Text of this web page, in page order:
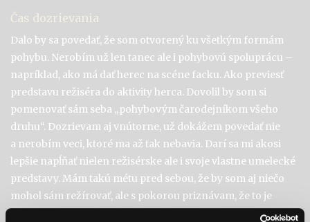
Čas dozrievania
Dalo by sa povedať, že som otvorený ku všetkým formám
pohybu. Nerobím už len tanec ale i pohybovú spoluprácu –
napríklad, ako má dať herec na scéne facku. Ako previesť
predstavu režiséra do aktivity herca. Dovolil by som si
pomenovať sám seba „pohybovým čarodejníkom všeho
druhu“. Dozrievam aj vnútorne, už dokážem povedať nie
a nerobím veci, ktoré ma až tak nebavia. Darí sa mi akosi
lepšie napĺňať nielen režisérske ale i svoje vlastne umelecké
predstavy. Mám takú métu pred sebou, že by som aj niečo
mohol sám režírovať, ale s pokorou priznávam, že to je
projekt ešte na veľa veľa rokov. Ako tanečník som si splnil